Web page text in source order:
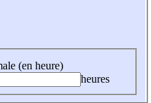
(en heure)
heures